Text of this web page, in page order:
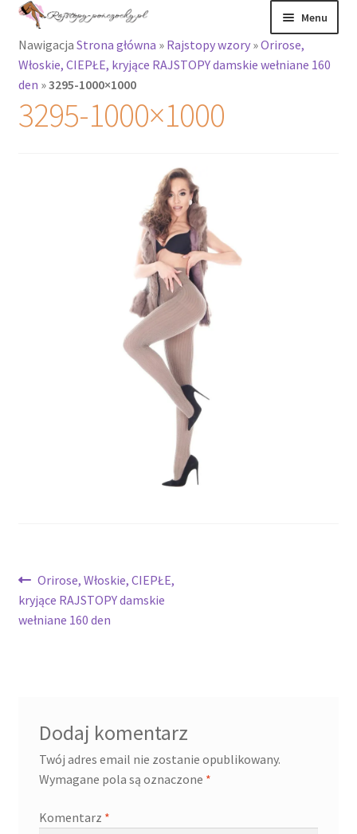
Przejdź
nawigacji
Przejdź
treści
Menu
Rajstopy
Rozwiń
menu
potomne
menu
potomne
Nawigacja Strona główna » Rajstopy wzory»Orirose,
Włoskie, CIEPŁE, kryjące RAJSTOPY damskie wełniane 160
den »3295-1000×1000
3295-1000×1000
Nawigacja
wpisu
Poprzedni
wpis:
Orirose, Włoskie, CIEPŁE,
kryjące RAJSTOPY damskie
wełniane 160 den
Dodaj komentarz
Twój adres email nie zostanie opublikowany.
Wymagane pola są oznaczone *
Komentarz *